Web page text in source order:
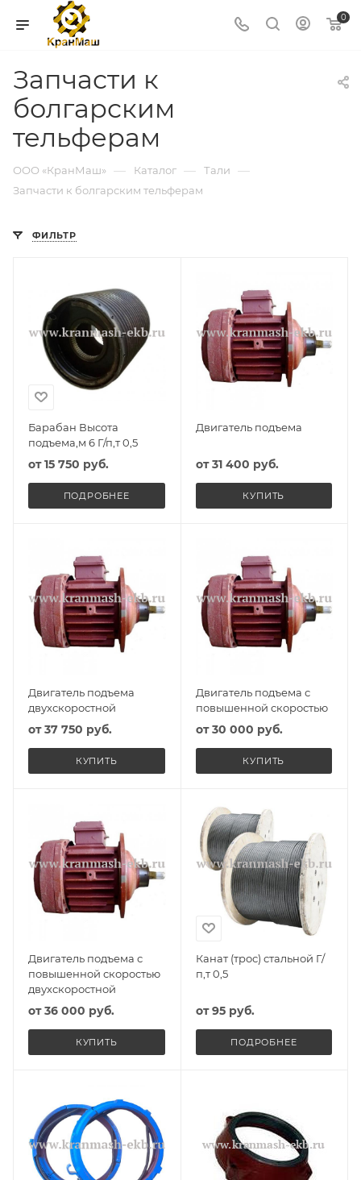
0
Запчасти к
болгарским
тельферам
ООО «КранМаш» — Каталог — Тали —
Запчасти к болгарским тельферам
ФИЛЬТР
Барабан Высота
подъема,м 6 Г/п,т 0,5
от15 750 руб.
ПОДРОБНЕЕ
Двигатель подъема
от31 400 руб.
КУПИТЬ
Двигатель подъема
двухскоростной
от37 750 руб.
КУПИТЬ
Двигатель подъема с
повышенной скоростью
от30 000 руб.
КУПИТЬ
Двигатель подъема с
повышенной скоростью
двухскоростной
от36 000 руб.
КУПИТЬ
Канат (трос) стальной Г/
п,т 0,5
от95 руб.
ПОДРОБНЕЕ